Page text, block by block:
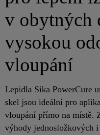
v obytných
vysokou
vloupání
Lepidla Sika PowerCure
skel jsou ideální pro
vloupání přímo na místě.
výhody jednosložkových